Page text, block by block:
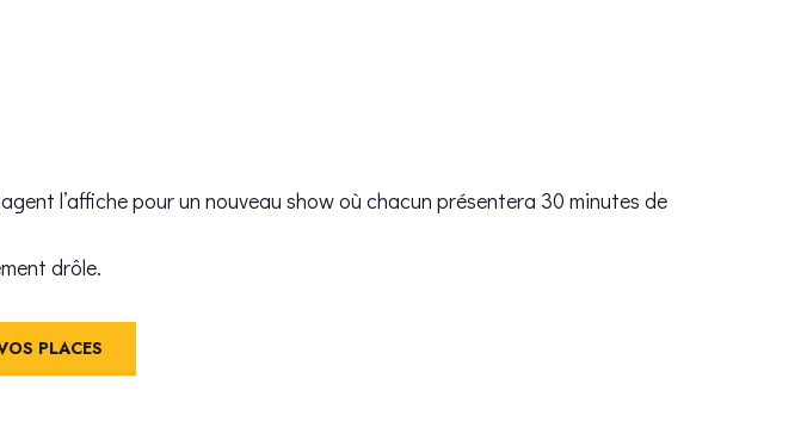
l’affiche pour un nouveau show où chacun présentera 30 minutes de
drôle.
PLACES